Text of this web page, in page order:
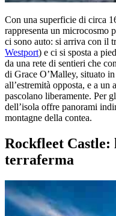
Con una superficie di circa
rappresenta un microcosmo
ci sono auto: si arriva con il
Westport) e ci si sposta a
da una rete di sentieri che
di Grace O’Malley, situato
all’estremità opposta, e a
pascolano liberamente. Per
dell’isola offre panorami
montagne della contea.
Rockfleet Castle:
terraferma